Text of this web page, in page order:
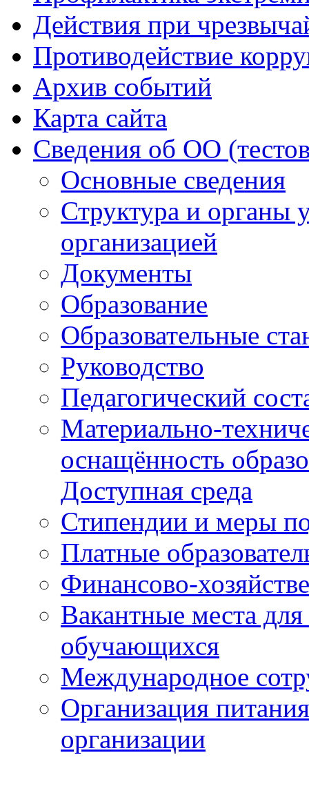
Действия при
Противодействие
Архив событий
Карта сайта
Сведения об ОО
Основные сведения
Структура и органы
организацией
Документы
Образование
Образовательные
Руководство
Педагогический
Материально-
оснащённость
Доступная среда
Стипендии и меры
Платные
Финансово-
Вакантные места
обучающихся
Международное
Организация
организации